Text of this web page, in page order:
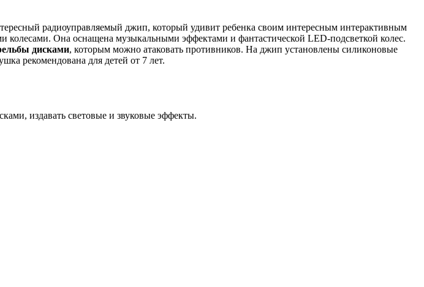
радиоуправляемый джип, который удивит ребенка своим интересным интерактивным
Она оснащена музыкальными эффектами и фантастической LED-подсветкой колес.
дисками, которым можно атаковать противников. На джип установлены силиконовые
рекомендована для детей от 7 лет.
издавать световые и звуковые эффекты.